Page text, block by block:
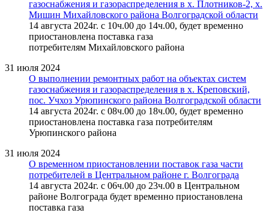
газоснабжения и газораспределения в х. Плотников-2, х.
Мишин Михайловского района Волгоградской области
14 августа 2024г. с 10ч.00 до 14ч.00, будет временно
приостановлена поставка газа
потребителям Михайловского района
31 июля 2024
О выполнении ремонтных работ на объектах систем
газоснабжения и газораспределения в х. Креповский,
пос. Учхоз Урюпинского района Волгоградской области
14 августа 2024г. с 08ч.00 до 18ч.00, будет временно
приостановлена поставка газа потребителям
Урюпинского района
31 июля 2024
О временном приостановлении поставок газа части
потребителей в Центральном районе г. Волгограда
14 августа 2024г. с 06ч.00 до 23ч.00 в Центральном
районе Волгограда будет временно приостановлена
поставка газа